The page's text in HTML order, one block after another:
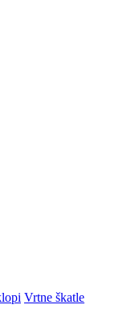
Vrtne škatle